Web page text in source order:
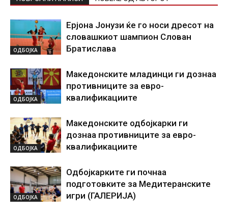
ОДБОЈКА
Ерјона Јонузи ќе го носи дресот на
словашкиот шампион Слован
Братислава
ОДБОЈКА
Македонските младинци ги дознаа
противниците за евро-
квалификациите
ОДБОЈКА
Македонските одбојкарки ги
дознаа противниците за евро-
квалификациите
ОДБОЈКА
Одбојкарките ги почнаа
подготовките за Медитеранските
игри (ГАЛЕРИЈА)